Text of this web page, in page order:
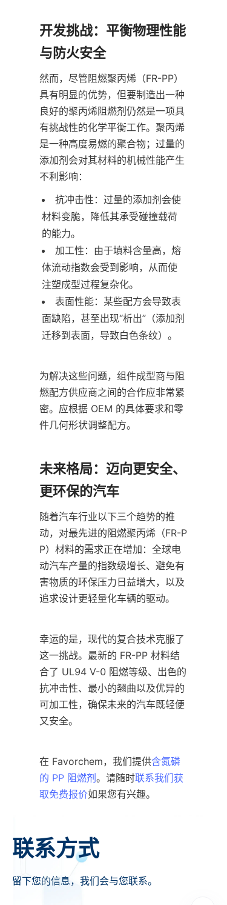
开发挑战：平衡物理性能
与防火安全
然而，尽管阻燃聚丙烯（FR-PP）
具有明显的优势，但要制造出一种
良好的聚丙烯阻燃剂仍然是一项具
有挑战性的化学平衡工作。聚丙烯
是一种高度易燃的聚合物；过量的
添加剂会对其材料的机械性能产生
不利影响：
抗冲击性：过量的添加剂会使
材料变脆，降低其承受碰撞载荷
的能力。
加工性：由于填料含量高，熔
体流动指数会受到影响，从而使
注塑成型过程复杂化。
表面性能：某些配方会导致表
面缺陷，甚至出现“析出”（添加剂
迁移到表面，导致白色条纹）。
为解决这些问题，组件成型商与阻
燃配方供应商之间的合作应非常紧
密。应根据 OEM 的具体要求和零
件几何形状调整配方。
未来格局：迈向更安全、
更环保的汽车
随着汽车行业以下三个趋势的推
动，对最先进的阻燃聚丙烯（FR-P
P）材料的需求正在增加：全球电
动汽车产量的指数级增长、避免有
害物质的环保压力日益增大，以及
追求设计更轻量化车辆的驱动。
幸运的是，现代的复合技术克服了
这一挑战。最新的 FR-PP 材料结
合了 UL94 V-0 阻燃等级、出色的
抗冲击性、最小的翘曲以及优异的
可加工性，确保未来的汽车既轻便
又安全。
在 Favorchem，我们提供含氮磷
的 PP 阻燃剂。请随时联系我们获
取免费报价如果您有兴趣。
联系方式
留下您的信息，我们会与您联系。